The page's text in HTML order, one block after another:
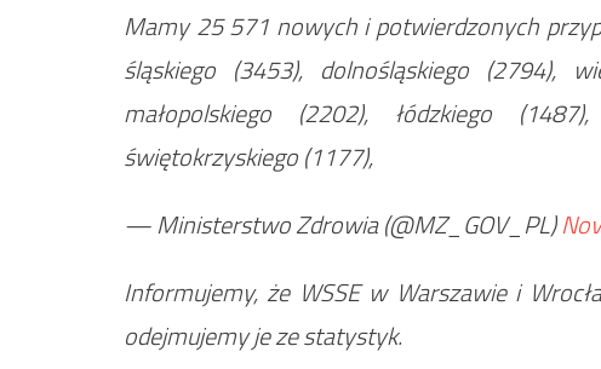
Mamy 25 571 nowych i potwierdzonych
śląskiego (3453), dolnośląskiego (2794),
małopolskiego (2202), łódzkiego
świętokrzyskiego (1177),
— Ministerstwo Zdrowia (@MZ_GOV_PL)
Informujemy, że WSSE w Warszawie i
odejmujemy je ze statystyk.